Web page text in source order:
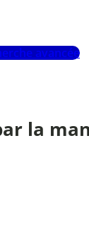
avancée
la